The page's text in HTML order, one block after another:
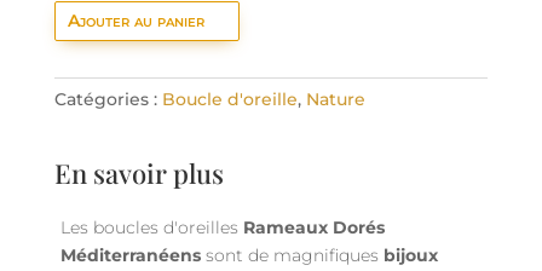
Ajouter au panier
Catégories : Boucle d'oreille, Nature
En savoir plus
Les boucles d'oreilles Rameaux Dorés
Méditerranéenssont de magnifiques bijoux